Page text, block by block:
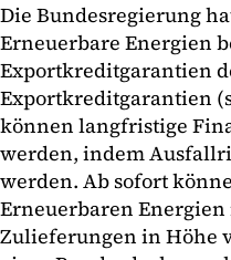
Die Bundesregierung
Erneuerbare Energien
Exportkreditgarantien
Exportkreditgarantien
können langfristige
werden, indem
werden. Ab sofort
Erneuerbaren
Zulieferungen in Höhe